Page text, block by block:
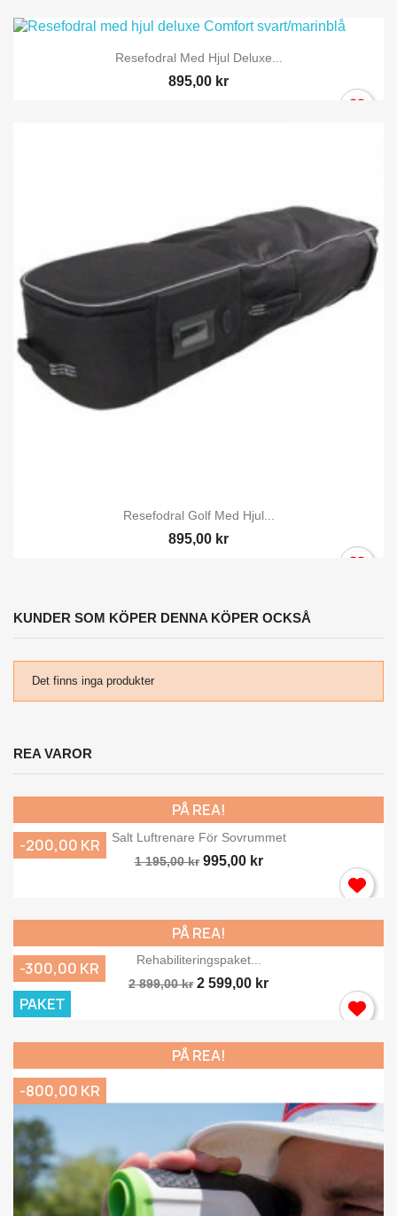
Resefodral Med Hjul Deluxe...
895,00 kr
Resefodral Golf Med Hjul...
895,00 kr
KUNDER SOM KÖPER DENNA KÖPER OCKSÅ
Det finns inga produkter
REA VAROR
Salt Luftrenare För Sovrummet
1 195,00 kr 995,00 kr
PÅ REA!
-200,00 KR
Rehabiliteringspaket...
2 899,00 kr 2 599,00 kr
PÅ REA!
-300,00 KR
PAKET
PÅ REA!
-800,00 KR